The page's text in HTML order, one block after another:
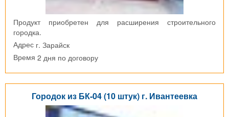
Продукт приобретен для расширения строительного
городка.
Адрес г. Зарайск
Время 2 дня по договору
Городок из БК-04 (10 штук) г. Ивантеевка